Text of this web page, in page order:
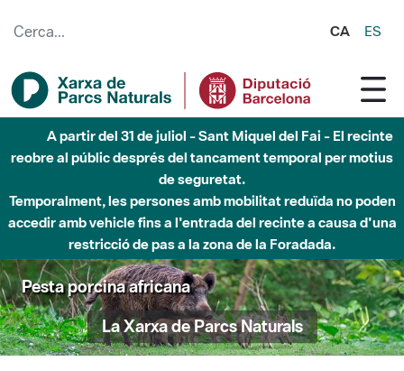
CA ES
A partir del 31 de juliol - Sant Miquel del Fai - El recinte
reobre al públic després del tancament temporal per motius
de seguretat.
Temporalment, les persones amb mobilitat reduïda no poden
accedir amb vehicle fins a l'entrada del recinte a causa d'una
restricció de pas a la zona de la Foradada.
Pesta porcina africana
La Xarxa de Parcs Naturals